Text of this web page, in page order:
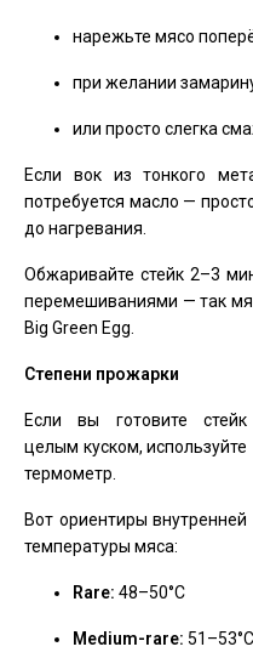
нарежьте мясо
при желании
или просто слегка
Если вок из тонкого
потребуется масло —
до нагревания.
Обжаривайте стейк 2–3
перемешиваниями — так
Big Green Egg.
Степени прожарки
Если вы готовите стейк
целым куском, используйте
термометр.
Вот ориентиры внутренней
температуры мяса:
Rare: 48–50°C
Medium-rare: 51–53°C